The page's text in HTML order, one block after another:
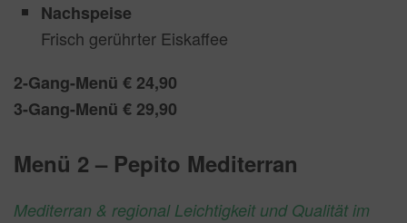
Nachspeise
Frisch gerührter Eiskaffee
2-Gang-Menü € 24,90
3-Gang-Menü € 29,90
Menü 2 – Pepito Mediterran
Mediterran & regional Leichtigkeit und Qualität im